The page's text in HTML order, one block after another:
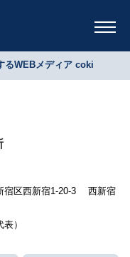
るWEBメディア coki
宿区西新宿1-20-3 西新宿
）